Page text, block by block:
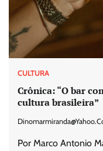
CULTURA
Crônica: “O bar
cultura brasileira”
Por Marco Antonio